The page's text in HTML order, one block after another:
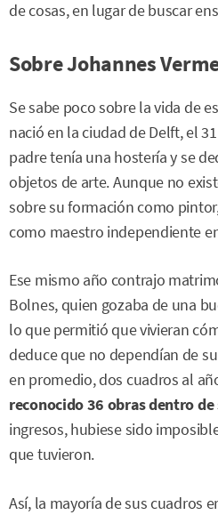
de cosas, en lugar de buscar
Sobre Johannes
Se sabe poco sobre la vida de
nació en la ciudad de Delft, el
padre tenía una hostería y se
objetos de arte. Aunque no
sobre su formación como
como maestro independiente
Ese mismo año contrajo
Bolnes, quien gozaba de una
lo que permitió que vivieran
deduce que no dependían de
en promedio, dos cuadros al
reconocido 36 obras dentro
ingresos, hubiese sido
que tuvieron.
Así, la mayoría de sus cuadros